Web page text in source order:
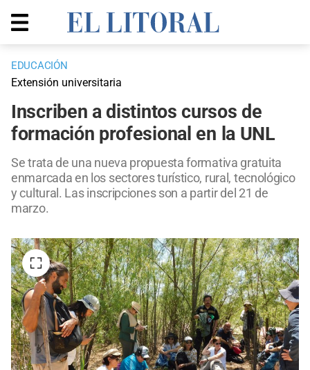
EDUCACIÓN
Extensión universitaria
Inscriben a distintos cursos de
formación profesional en la UNL
Se trata de una nueva propuesta formativa gratuita
enmarcada en los sectores turístico, rural, tecnológico
y cultural. Las inscripciones son a partir del 21 de
marzo.